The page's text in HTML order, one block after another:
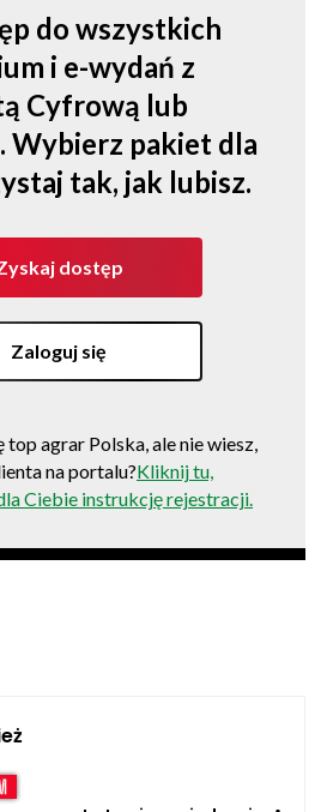
do wszystkich
i e-wydań z
Cyfrową lub
Wybierz pakiet dla
tak, jak lubisz.
dostęp
Zaloguj się
agrar Polska, ale nie wiesz,
na portalu?Kliknij tu,
Ciebie instrukcję rejestracji.